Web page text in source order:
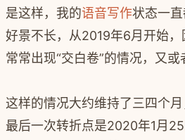
是这样，我的语音写作状态一直
好景不长，从2019年6月开始
常常出现“交白卷”的情况，又
这样的情况大约维持了三四个
最后一次转折点是2020年1月25